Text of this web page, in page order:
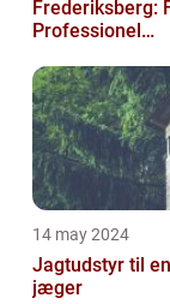
Frederiksberg:
Professionel
eller
14 may 2024
Jagtudstyr til
jæger